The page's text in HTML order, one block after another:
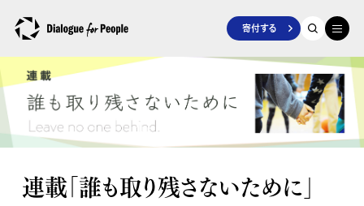
寄付する
連載「誰も取り残さないために」